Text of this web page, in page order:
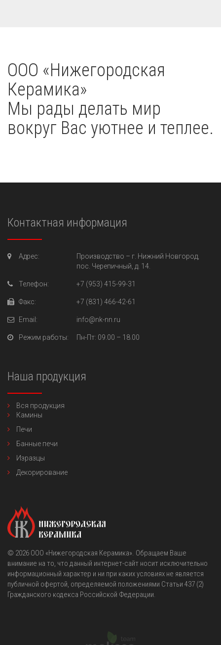
OOO «Нижегородская
Керамика»
Мы рады делать мир
вокруг Вас уютнее и теплее.
Контактная информация
Адрес: Производство – г. Нижний Новгород,
пос. Черепичный, д. 14.
Телефон: +7 (953) 415-99-31
Факс: +7 (831) 466-42-61
Email: info@nk-nn.ru
Режим работы: Пн-Пт: 09.00 – 18.00
Наша продукция
Вся продукция
Камины
Печи
Банные печи
Изразцы
Декорирование
© 2026 OOO «Нижегородская Керамика». Обращаем Ваше
внимание на то, что данный интернет-сайт носит исключительно
информационный характер и ни при каких условиях не является
публичной офертой, определяемой положениями Статьи 437 (2)
Гражданского кодекса Российской Федерации.